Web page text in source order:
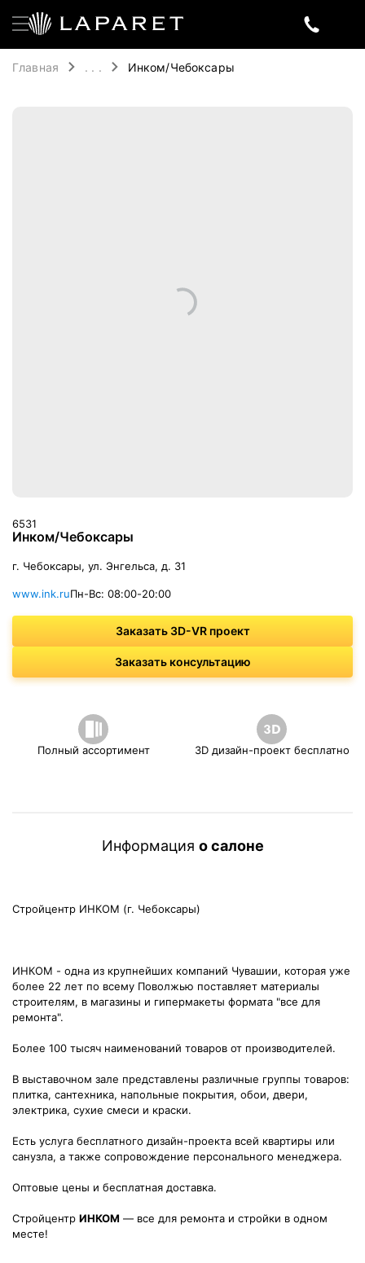
Главная . . . Инком/Чебоксары
6531
Инком/Чебоксары
г. Чебоксары, ул. Энгельса, д. 31
www.ink.ruПн-Вс: 08:00-20:00
Заказать 3D-VR проект
Заказать консультацию
Полный ассортимент 3D дизайн-проект бесплатно
Информация о салоне
Стройцентр ИНКОМ (г. Чебоксары)
ИНКОМ - одна из крупнейших компаний Чувашии, которая уже
более 22 лет по всему Поволжью поставляет материалы
строителям, в магазины и гипермакеты формата "все для
ремонта".
Более 100 тысяч наименований товаров от производителей.
В выставочном зале представлены различные группы товаров:
плитка, сантехника, напольные покрытия, обои, двери,
электрика, сухие смеси и краски.
Есть услуга бесплатного дизайн-проекта всей квартиры или
санузла, а также сопровождение персонального менеджера.
Оптовые цены и бесплатная доставка.
Стройцентр ИНКОМ — все для ремонта и стройки в одном
месте!